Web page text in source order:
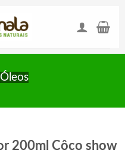
Óleos
200ml Côco show